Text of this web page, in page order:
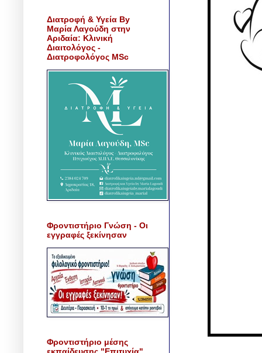
Διατροφή & Υγεία By
Μαρία Λαγούδη στην
Αριδαία: Κλινική
Διαιτολόγος -
Διατροφολόγος MSc
Φροντιστήριο Γνώση - Οι
εγγραφές ξεκίνησαν
Φροντιστήριο μέσης
εκπαίδευσης "Επιτυχία"